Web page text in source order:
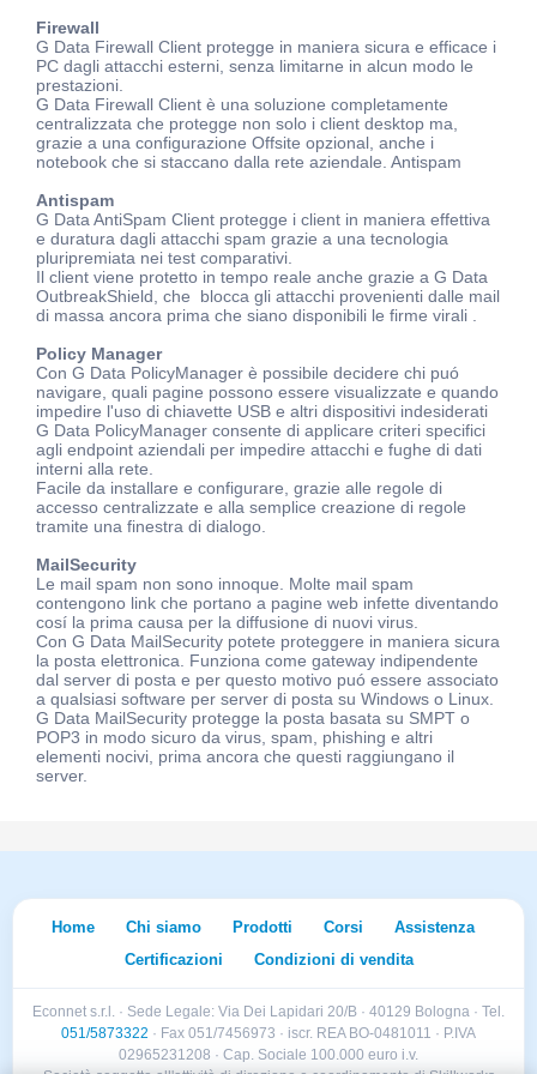
Firewall
G Data Firewall Client protegge in maniera sicura e efficace i
PC dagli attacchi esterni, senza limitarne in alcun modo le
prestazioni.
G Data Firewall Client è una soluzione completamente
centralizzata che protegge non solo i client desktop ma,
grazie a una configurazione Offsite opzional, anche i
notebook che si staccano dalla rete aziendale. Antispam
Antispam
G Data AntiSpam Client protegge i client in maniera effettiva
e duratura dagli attacchi spam grazie a una tecnologia
pluripremiata nei test comparativi.
Il client viene protetto in tempo reale anche grazie a G Data
OutbreakShield, che blocca gli attacchi provenienti dalle mail
di massa ancora prima che siano disponibili le firme virali .
Policy Manager
Con G Data PolicyManager è possibile decidere chi puó
navigare, quali pagine possono essere visualizzate e quando
impedire l'uso di chiavette USB e altri dispositivi indesiderati
G Data PolicyManager consente di applicare criteri specifici
agli endpoint aziendali per impedire attacchi e fughe di dati
interni alla rete.
Facile da installare e configurare, grazie alle regole di
accesso centralizzate e alla semplice creazione di regole
tramite una finestra di dialogo.
MailSecurity
Le mail spam non sono innoque. Molte mail spam
contengono link che portano a pagine web infette diventando
cosí la prima causa per la diffusione di nuovi virus.
Con G Data MailSecurity potete proteggere in maniera sicura
la posta elettronica. Funziona come gateway indipendente
dal server di posta e per questo motivo puó essere associato
a qualsiasi software per server di posta su Windows o Linux.
G Data MailSecurity protegge la posta basata su SMPT o
POP3 in modo sicuro da virus, spam, phishing e altri
elementi nocivi, prima ancora che questi raggiungano il
server.
Home Chi siamo Prodotti Corsi
Assistenza
Certificazioni
Condizioni di vendita
Econnet s.r.l. · Sede Legale: Via Dei Lapidari 20/B · 40129 Bologna · Tel.
051/5873322 · Fax 051/7456973 · iscr. REA BO-0481011 · P.IVA
02965231208 · Cap. Sociale 100.000 euro i.v.